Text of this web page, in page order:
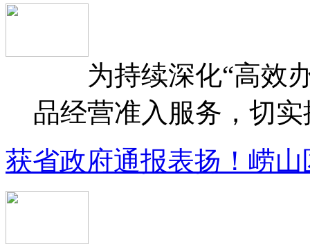
为持续深化“高效办
品经营准入服务，切
获省政府通报表扬！崂